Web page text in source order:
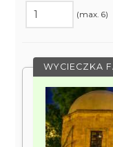
(max. 6)
WYCIECZKA